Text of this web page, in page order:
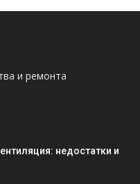
и ремонта
недостатки и